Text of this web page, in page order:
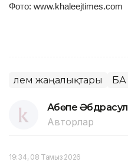
Фото: www.khaleejtimes.com
Әлем жаңалықтары БАӘ
Ақбөпе Әбдрасул
Авторлар
19:34, 08 Тамыз 2026